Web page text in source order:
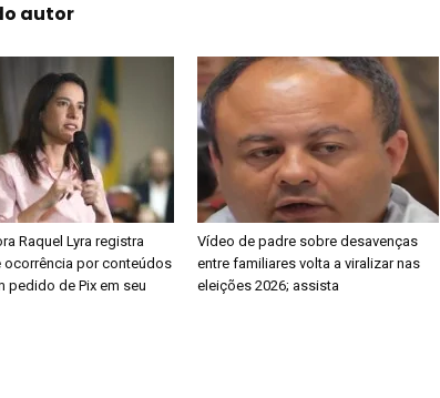
autor
Raquel Lyra registra
ocorrência por conteúdos
pedido de Pix em seu
Vídeo de padre sobre desavenças
entre familiares volta a viralizar nas
eleições 2026; assista